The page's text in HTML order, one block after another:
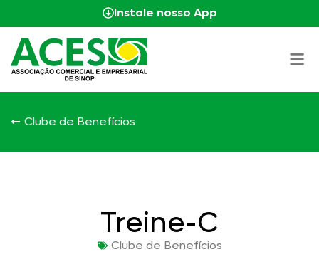
Instale nosso App
Clube de Benefícios
Treine-C
Clube de Benefícios